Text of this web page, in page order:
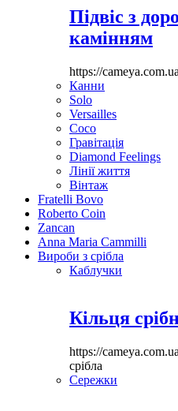
Підвіс з
камінням
https://
Канни
Solo
Versailles
Coco
Гравітація
Diamond Feelings
Лінії життя
Вінтаж
Fratelli Bovo
Roberto Coin
Zancan
Anna Maria Cammilli
Вироби з срібла
Каблучки
Кільця
https://
срібла
Сережки